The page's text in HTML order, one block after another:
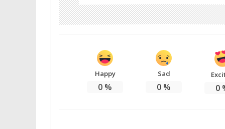
Happy
0 %
Sad
0 % 0